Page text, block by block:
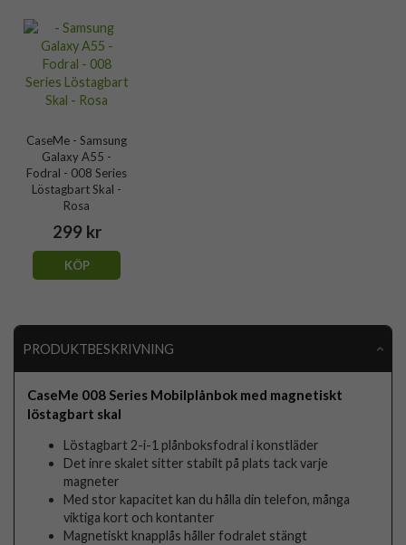
CaseMe - Samsung
Galaxy A55 -
Fodral - 008 Series
Löstagbart Skal -
Rosa
299 kr
KÖP
PRODUKTBESKRIVNING
CaseMe 008 Series Mobilplånbok med magnetiskt
löstagbart skal
Löstagbart 2-i-1 plånboksfodral i konstläder
Det inre skalet sitter stabilt på plats tack varje
magneter
Med stor kapacitet kan du hålla din telefon, många
viktiga kort och kontanter
Magnetiskt knapplås håller fodralet stängt